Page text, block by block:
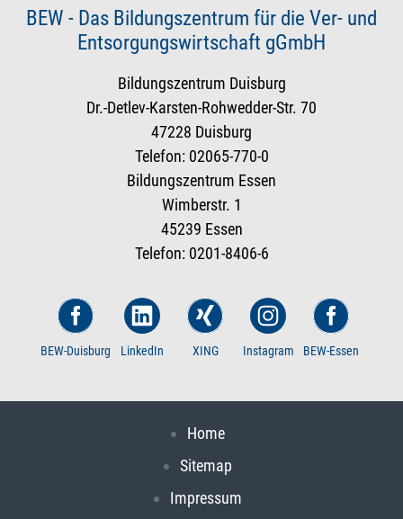
BEW - Das Bildungszentrum für die Ver- und
Entsorgungswirtschaft gGmbH
Bildungszentrum Duisburg
Dr.-Detlev-Karsten-Rohwedder-Str. 70
47228 Duisburg
Telefon: 02065-770-0
Bildungszentrum Essen
Wimberstr. 1
45239 Essen
Telefon: 0201-8406-6
BEW-Duisburg LinkedIn XING Instagram BEW-Essen
Home
Sitemap
Impressum